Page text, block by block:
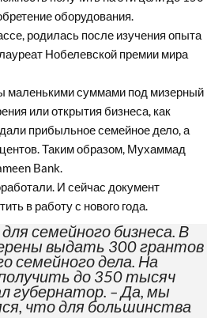
оборудования.
родилась после изучения опыта
Нобелевской премии мира
маленькими суммами под мизерный
или открытия бизнеса, как
прибыльное семейное дело, а
Таким образом, Мухаммад
Bank.
И сейчас документ
в работу с нового года.
семейного бизнеса. В
выдать 300 грантов
семейного дела. На
до 350 тысяч
губернатор. – Да, мы
что для большинства